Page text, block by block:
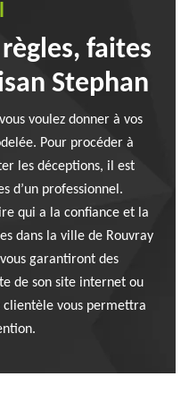
faites
Stephan
voulez donner à vos
Pour procéder à
les déceptions, il est
d’un professionnel.
qui a la confiance et la
dans la ville de Rouvray
garantiront des
de son site internet ou
clientèle vous permettra